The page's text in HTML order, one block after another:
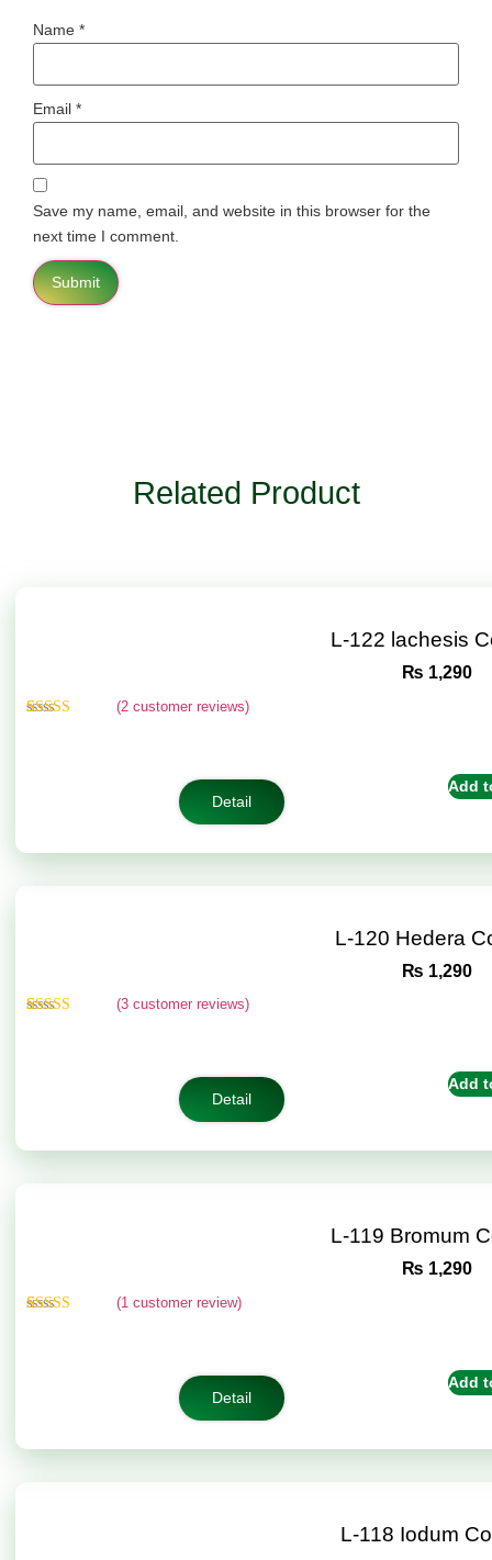
Name *
Email *
Save my name, email, and website in this browser for the
next time I comment.
Related Product
L-122 lachesis
₨ 1,290
(2 customer reviews)
Detail
Add
L-120 Hedera
₨ 1,290
(3 customer reviews)
Detail
Add
L-119 Bromum
₨ 1,290
(1 customer review)
Detail
Add
L-118 Iodum